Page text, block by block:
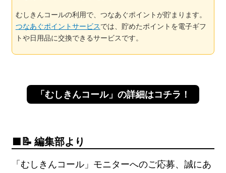
むしきんコールの利用で、つなあぐポイントが貯まります。
つなあぐポイントサービスでは、貯めたポイントを電子ギフ
トや日用品に交換できるサービスです。
「むしきんコール」の詳細はコチラ！
📝 編集部より
「むしきんコール」モニターへのご応募、誠にあ